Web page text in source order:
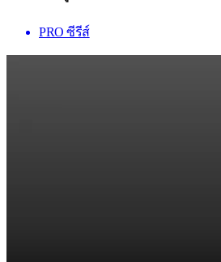
PRO ซีรีส์